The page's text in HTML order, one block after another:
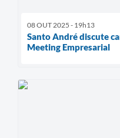
08 OUT 2025 - 19h13
Santo André discute
Meeting Empresarial